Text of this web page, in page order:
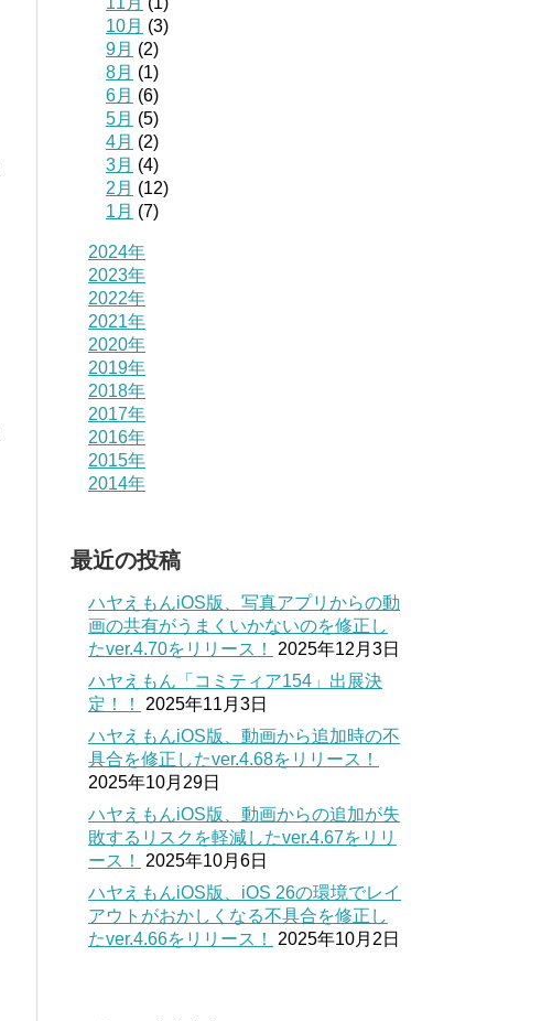
10月 (3)
9月 (2)
8月 (1)
6月 (6)
5月 (5)
4月 (2)
3月 (4)
2月 (12)
1月 (7)
2024年
2023年
2022年
2021年
2020年
2019年
2018年
2017年
2016年
2015年
2014年
最近の投稿
ハヤえもんiOS版、写真アプリからの動
画の共有がうまくいかないのを修正し
たver.4.70をリリース！
2025年12月3日
ハヤえもん「コミティア154」出展決
定！！
2025年11月3日
ハヤえもんiOS版、動画から追加時の不
具合を修正したver.4.68をリリース！
2025年10月29日
ハヤえもんiOS版、動画からの追加が失
敗するリスクを軽減したver.4.67をリリ
ース！
2025年10月6日
ハヤえもんiOS版、iOS 26の環境でレイ
アウトがおかしくなる不具合を修正し
たver.4.66をリリース！
2025年10月2日